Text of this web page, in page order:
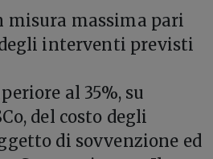
misura massima pari
interventi previsti
al 35%, su
del costo degli
di sovvenzione ed